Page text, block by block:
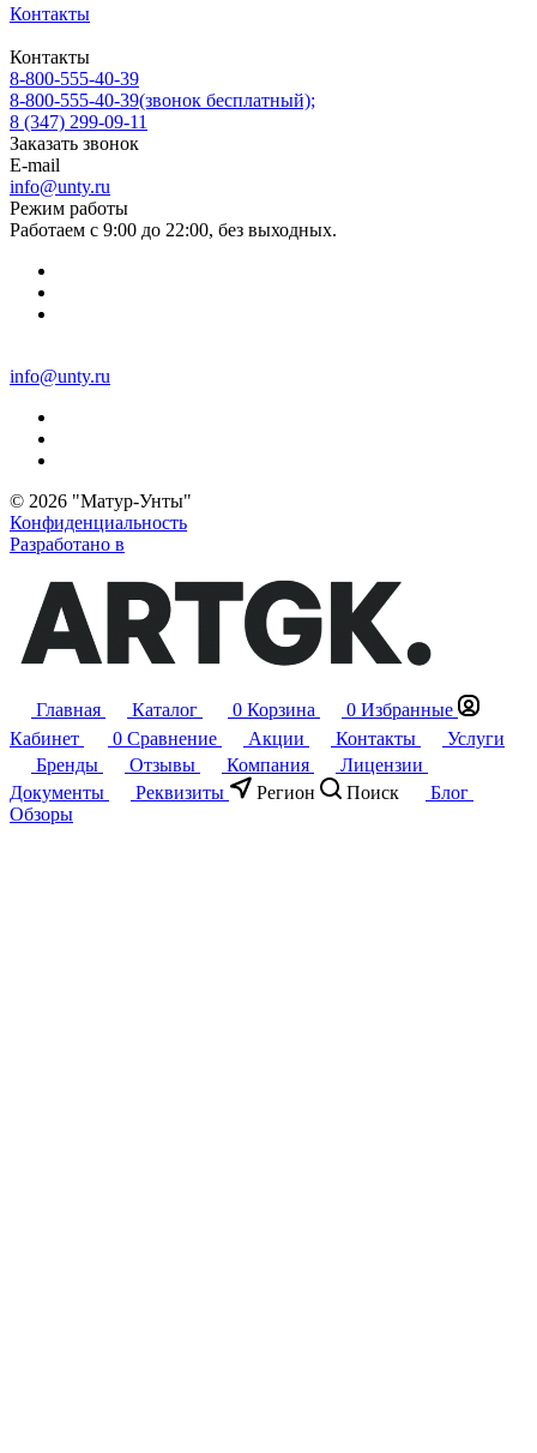
Контакты
Контакты
8-800-555-40-39
8-800-555-40-39(звонок бесплатный);
8 (347) 299-09-11
Заказать звонок
E-mail
info@unty.ru
Режим работы
Работаем с 9:00 до 22:00, без выходных.
info@unty.ru
© 2026 "Матур-Унты"
Конфиденциальность
Разработано в
Главная Каталог 0 Корзина 0 Избранные
Кабинет
0 Сравнение Акции Контакты
Услуги
Бренды
Отзывы Компания
Лицензии
Документы
Реквизиты Регион Поиск
Блог
Обзоры